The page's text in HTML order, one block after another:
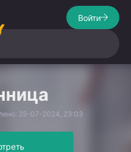
Войти
25-07-2024, 23:03